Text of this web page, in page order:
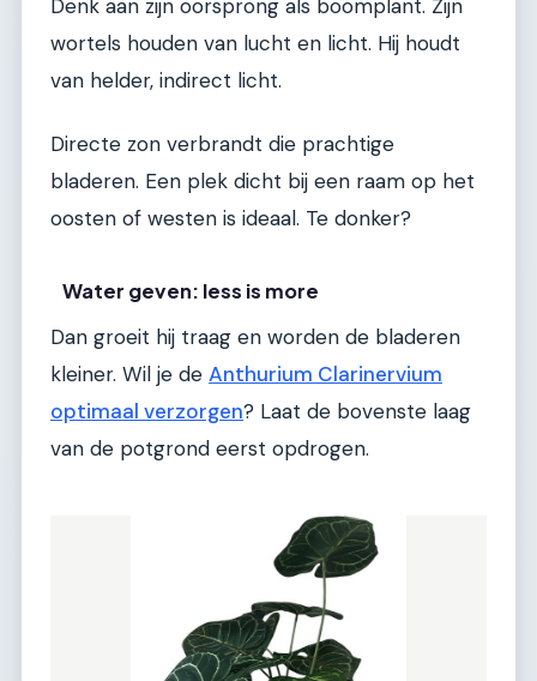
Denk aan zijn oorsprong als boomplant. Zijn
wortels houden van lucht en licht. Hij houdt
van helder, indirect licht.
Directe zon verbrandt die prachtige
bladeren. Een plek dicht bij een raam op het
oosten of westen is ideaal. Te donker?
Water geven: less is more
Dan groeit hij traag en worden de bladeren
kleiner. Wil je de Anthurium Clarinervium
optimaal verzorgen? Laat de bovenste laag
van de potgrond eerst opdrogen.